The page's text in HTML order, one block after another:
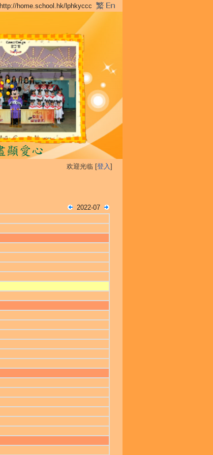
http://home.school.hk/lphkyccc
欢迎光临 [登入]
2022-07